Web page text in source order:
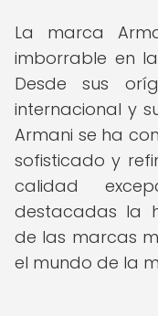
La marca
imborrable en
Desde sus
internacional y
Armani se ha
sofisticado y
calidad
destacadas la
de las marcas
el mundo de la